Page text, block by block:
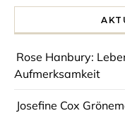
Rose Hanbury:
Aufmerksamkeit
Josefine Cox